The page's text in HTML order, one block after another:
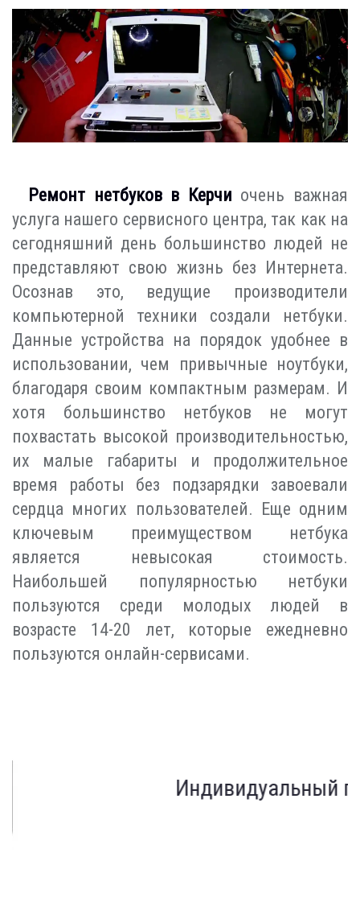
Ремонт нетбуков в Керчи очень важная
услуга нашего сервисного центра, так как на
сегодняшний день большинство людей не
представляют свою жизнь без Интернета.
Осознав это, ведущие производители
компьютерной техники создали нетбуки.
Данные устройства на порядок удобнее в
использовании, чем привычные ноутбуки,
благодаря своим компактным размерам. И
хотя большинство нетбуков не могут
похвастать высокой производительностью,
их малые габариты и продолжительное
время работы без подзарядки завоевали
сердца многих пользователей. Еще одним
ключевым преимуществом нетбука
является невысокая стоимость.
Наибольшей популярностью нетбуки
пользуются среди молодых людей в
возрасте 14-20 лет, которые ежедневно
пользуются онлайн-сервисами.